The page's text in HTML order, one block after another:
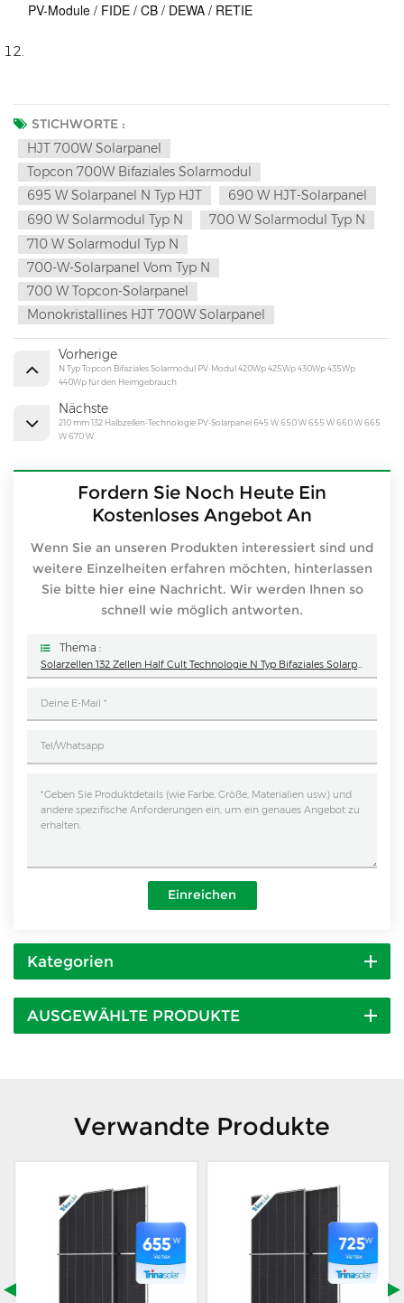
PV-Module / FIDE / CB / DEWA / RETIE
STICHWORTE :
HJT 700W Solarpanel
Topcon 700W Bifaziales Solarmodul
695 W Solarpanel N Typ HJT
690 W HJT-Solarpanel
690 W Solarmodul Typ N
700 W Solarmodul Typ N
710 W Solarmodul Typ N
700-W-Solarpanel Vom Typ N
700 W Topcon-Solarpanel
Monokristallines HJT 700W Solarpanel
Vorherige
N Typ Topcon Bifaziales Solarmodul PV-Modul 420Wp 425Wp 430Wp 435Wp
440Wp für den Heimgebrauch
Nächste
210 mm 132 Halbzellen-Technologie PV-Solarpanel 645 W 650 W 655 W 660 W 665
W 670 W
Fordern Sie Noch Heute Ein
Kostenloses Angebot An
Wenn Sie an unseren Produkten interessiert sind und
weitere Einzelheiten erfahren möchten, hinterlassen
Sie bitte hier eine Nachricht. Wir werden Ihnen so
schnell wie möglich antworten.
Thema :
Einreichen
Kategorien
AUSGEWÄHLTE PRODUKTE
Verwandte Produkte